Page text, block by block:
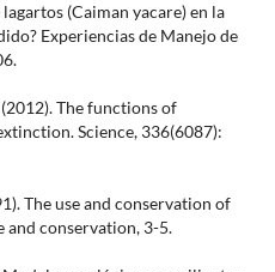
(Caiman yacare) en la
Experiencias de Manejo de
(2012). The functions of
Science, 336(6087):
The use and conservation of
conservation, 3-5.